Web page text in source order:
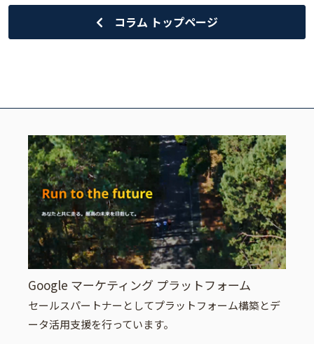
コラム トップページ
Google マーケティング プラットフォーム
セールスパートナーとしてプラットフォーム構築とデ
ータ活用支援を行っています。